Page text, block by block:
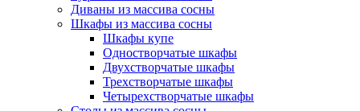
Диваны из массива сосны
Шкафы из массива сосны
Шкафы купе
Одностворчатые шкафы
Двухстворчатые шкафы
Трехстворчатые шкафы
Четырехстворчатые шкафы